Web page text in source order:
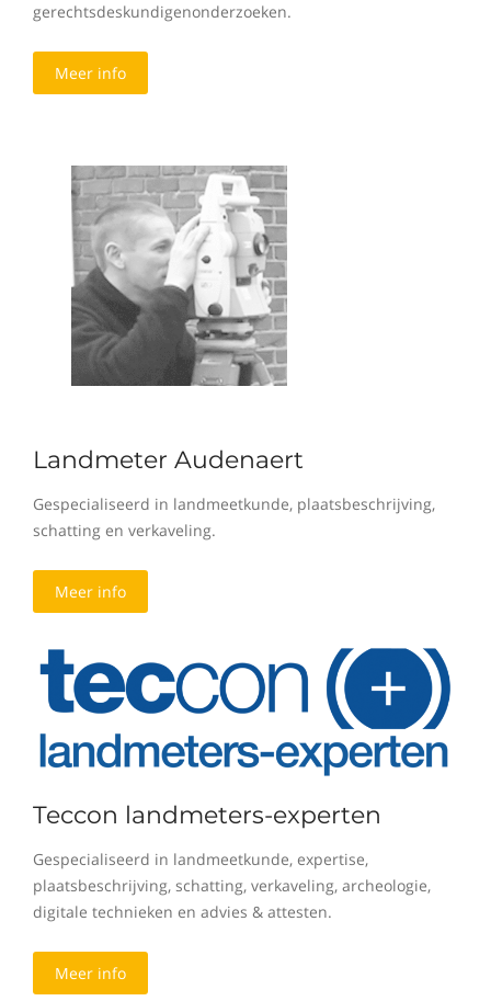
gerechtsdeskundigenonderzoeken.
Meer info
Landmeter Audenaert
Gespecialiseerd in landmeetkunde, plaatsbeschrijving,
schatting en verkaveling.
Meer info
Teccon landmeters-experten
Gespecialiseerd in landmeetkunde, expertise,
plaatsbeschrijving, schatting, verkaveling, archeologie,
digitale technieken en advies & attesten.
Meer info